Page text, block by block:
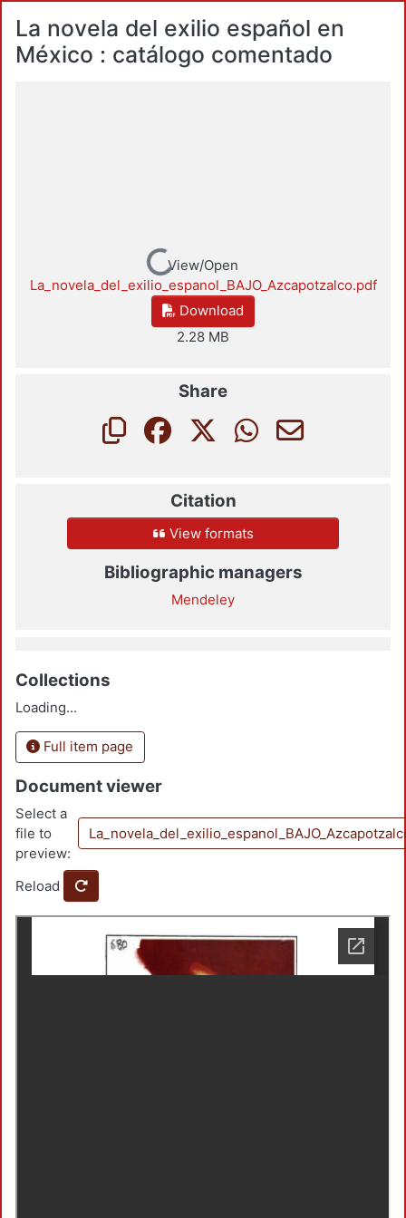
La novela del exilio español en
México : catálogo comentado
Loading...
View/Open
La_novela_del_exilio_espanol_BAJO_Azcapotzalco.pdf
Download
2.28 MB
Share
Citation
View formats
Bibliographic managers
Mendeley
Collections
Loading...
Full item page
Document viewer
Select a
file to
preview:
Reload